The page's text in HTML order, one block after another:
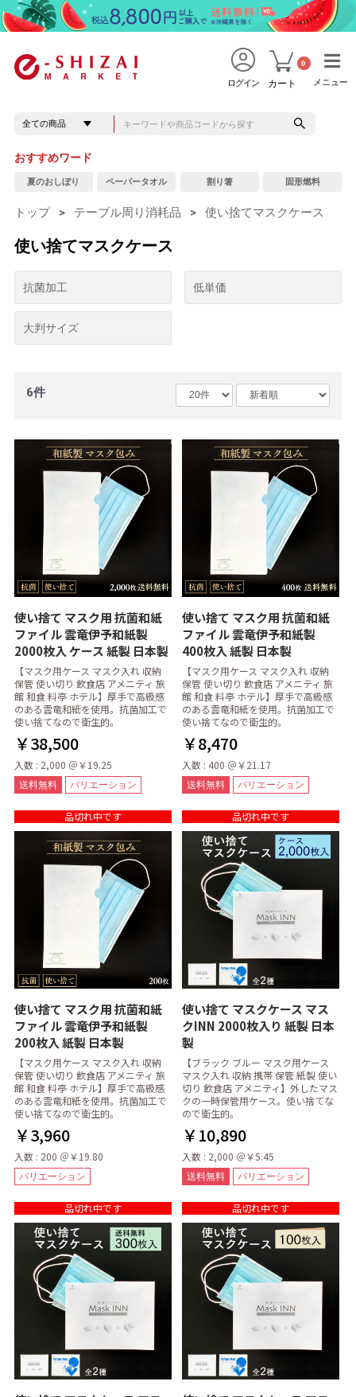
メニュー
メニュー
ログイン カート
0
おすすめワード
夏のおしぼり ペーパータオル 割り箸 固形燃料
トップ > テーブル周り消耗品 > 使い捨てマスクケース
使い捨てマスクケース
抗菌加工 低単価
大判サイズ
6件
使い捨て マスク用 抗菌和紙
ファイル 雲竜伊予和紙製
2000枚入 ケース 紙製 日本製
【マスク用ケース マスク入れ 収納
保管 使い切り 飲食店 アメニティ 旅
館 和食 料亭 ホテル】厚手で高級感
のある雲竜和紙を使用。抗菌加工で
使い捨てなので衛生的。
￥38,500
入数 : 2,000 ＠￥19.25
送料無料 バリエーション
品切れ中です
使い捨て マスク用 抗菌和紙
ファイル 雲竜伊予和紙製
400枚入 紙製 日本製
【マスク用ケース マスク入れ 収納
保管 使い切り 飲食店 アメニティ 旅
館 和食 料亭 ホテル】厚手で高級感
のある雲竜和紙を使用。抗菌加工で
使い捨てなので衛生的。
￥8,470
入数 : 400 ＠￥21.17
送料無料 バリエーション
品切れ中です
使い捨て マスク用 抗菌和紙
ファイル 雲竜伊予和紙製
200枚入 紙製 日本製
【マスク用ケース マスク入れ 収納
保管 使い切り 飲食店 アメニティ 旅
館 和食 料亭 ホテル】厚手で高級感
のある雲竜和紙を使用。抗菌加工で
使い捨てなので衛生的。
￥3,960
入数 : 200 ＠￥19.80
バリエーション
品切れ中です
使い捨て マスクケース マス
クINN 2000枚入り 紙製 日本
製
【ブラック ブルー マスク用ケース
マスク入れ 収納 携帯 保管 紙製 使い
切り 飲食店 アメニティ】外したマス
クの一時保管用ケース。使い捨てな
ので衛生的。
￥10,890
入数 : 2,000 ＠￥5.45
送料無料 バリエーション
品切れ中です